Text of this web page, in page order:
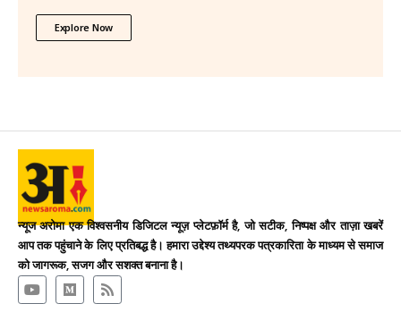
Explore Now
न्यूज अरोमा एक विश्वसनीय डिजिटल न्यूज़ प्लेटफ़ॉर्म है, जो सटीक, निष्पक्ष और ताज़ा खबरें
आप तक पहुंचाने के लिए प्रतिबद्ध है। हमारा उद्देश्य तथ्यपरक पत्रकारिता के माध्यम से समाज
को जागरूक, सजग और सशक्त बनाना है।